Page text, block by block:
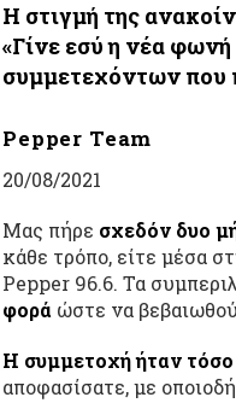
Η στιγμή της
«Γίνε εσύ η νέα
συμμετεχόντων που
Pepper Team
20/08/2021
Μας πήρε σχεδόν δυο
κάθε τρόπο, είτε μέσα
Pepper 96.6. Τα
φορά ώστε να
Η συμμετοχή ήταν
αποφασίσατε, με